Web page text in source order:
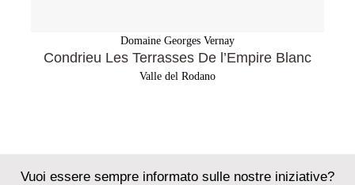
Domaine Georges Vernay
Condrieu Les Terrasses De l’Empire Blanc
Valle del Rodano
Vuoi essere sempre informato sulle nostre iniziative?